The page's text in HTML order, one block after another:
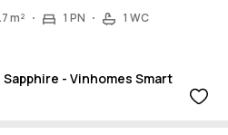
m²
1 PN 1 WC
- Vinhomes Smart